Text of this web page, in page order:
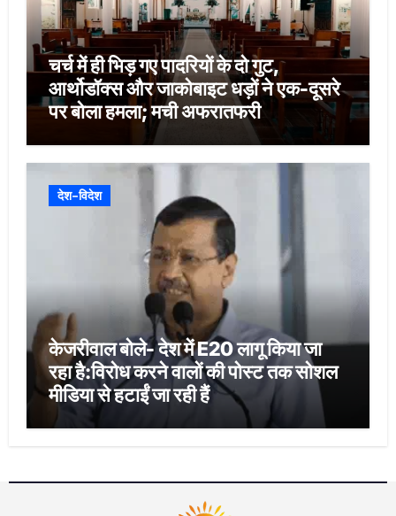
चर्च में ही भिड़ गए पादरियों के दो गुट,
आर्थोडॉक्स और जाकोबाइट धड़ों ने एक-दूसरे
पर बोला हमला; मची अफरातफरी
देश-विदेश
केजरीवाल बोले- देश में E20 लागू किया जा
रहा है:विरोध करने वालों की पोस्ट तक सोशल
मीडिया से हटाईं जा रही हैं